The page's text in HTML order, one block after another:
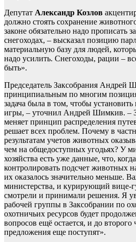
Депутат Александр Козлов
должно стоять сохранение
законе обязательно надо прописать
снегоходах, – высказал позицию
материальную базу для людей,
надо усилить. Снегоходы, рации –
быть».
Председатель Заксобрания Андрей
принципиальным по многим
задача была в том, чтобы
игры, – уточнил Андрей Шимкив. –
меняет принцип распределения
решает всех проблем. Почему в
результатам учетов животных
чем на общедоступных угодьях? У
хозяйства есть уже данные, что,
контролировать подсчет животных
их оказалось значительно меньше.
министерства, и курирующий вице-
смотрели и принимали решения. Я
рабочей группы в Заксобрании по
охотничьих ресурсов будет
вопросов ещё остается, и до
предложения еще поступят».